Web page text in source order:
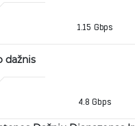
1.15 Gbps
dažnis
4.8 Gbps